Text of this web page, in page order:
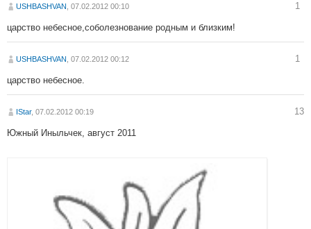
USHBASHVAN , 07.02.2012 00:10 1
царство небесное,соболезнование родным и близким!
USHBASHVAN , 07.02.2012 00:12 1
царство небесное.
IStar, 07.02.2012 00:19 13
Южный Иныльчек, август 2011